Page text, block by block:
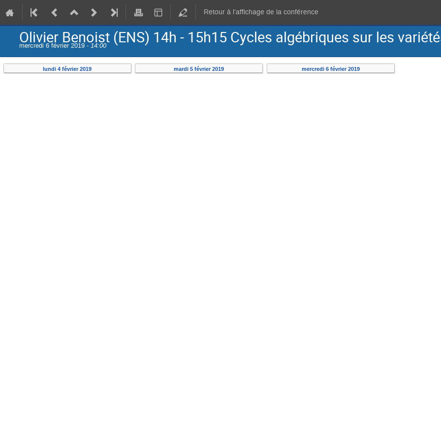
Retour à l'affichage de la conférence
Olivier Benoist (ENS) 14h - 15h15 Cycles algébriques sur les
mercredi 6 février 2019 - 14:00
lundi 4 février 2019 mardi 5 février 2019 mercredi 6 février 2019